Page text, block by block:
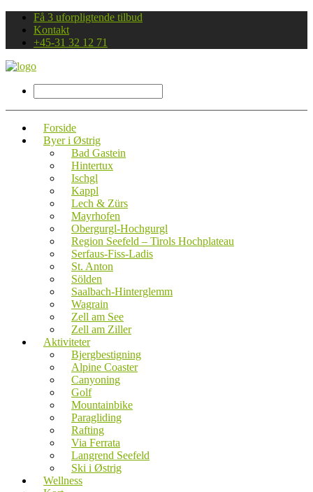
Få 3 uforpligtende tilbud
Kontakt
+45-31 32 12 71
Forside
Byer i Østrig
Bad Gastein
Hintertux
Ischgl
Kappl
Lech & Zürs
Mayrhofen
Obergurgl-Hochgurgl
Region Seefeld – Tirols Hochplateau
Serfaus-Fiss-Ladis
St. Anton
Sölden
Saalbach-Hinterglemm
Wagrain
Zell am See
Zell am Ziller
Aktiviteter
Bjergbestigning
Alpine Coaster
Canyoning
Golf
Mountainbike
Paragliding
Rafting
Via Ferrata
Langrend Seefeld
Ski i Østrig
Wellness